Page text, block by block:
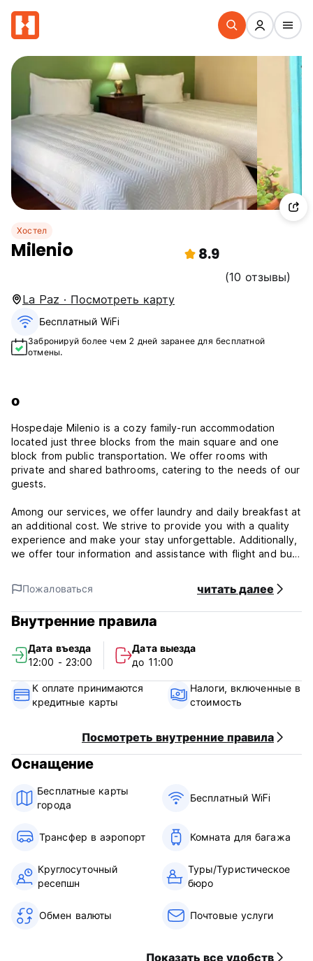
Хостел
Milenio 8.9
(10 отзывы)
La Paz · Посмотреть карту
Бесплатный WiFi
Забронируй более чем 2 дней заранее для бесплатной
отмены.
о
Hospedaje Milenio is a cozy family-run accommodation
located just three blocks from the main square and one
block from public transportation. We offer rooms with
private and shared bathrooms, catering to the needs of our
guests.
Among our services, we offer laundry and daily breakfast at
an additional cost. We strive to provide you with a quality
experience and make your stay unforgettable. Additionally,
we offer tour information and assistance with flight and bus
Milenio Policy and Conditions:
cancellation or No Show, you will be charged the first night
of your stay.
Check in from 12.00 to 23.00
Check out before 11.00
Payment upon arrival by cash, credit and debit card
Breakfast not included
General:
24 hours reception.
Пожаловаться читать далее
Внутренние правила
Дата въезда
12:00 - 23:00
Дата выезда
до 11:00
К оплате принимаются
кредитные карты
Налоги, включенные в
стоимость
Посмотреть внутренние правила
Оснащение
Бесплатные карты
города
Бесплатный WiFi
Трансфер в аэропорт Комната для багажа
Круглосуточный
ресепшн
Туры/Туристическое
бюро
Обмен валюты Почтовые услуги
Показать все удобств